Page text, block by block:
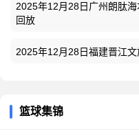
2025年12月28日广州朗肽
回放
2025年12月28日福建晋江
篮球集锦